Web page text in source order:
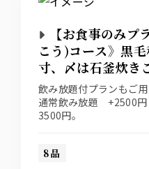
【お食事のみ
こう)コース》黒
寸、〆は石釜炊
飲み放題付プランもご用
通常飲み放題 +2500
3500円。
8品